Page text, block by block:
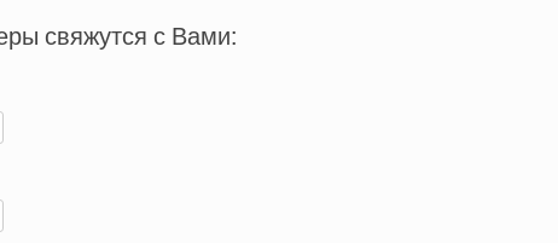
свяжутся с Вами: